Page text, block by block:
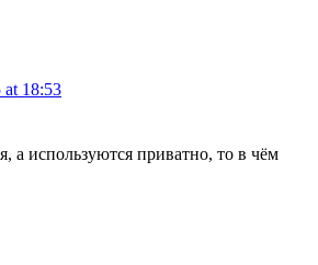
at 18:53
а используются приватно, то в чём